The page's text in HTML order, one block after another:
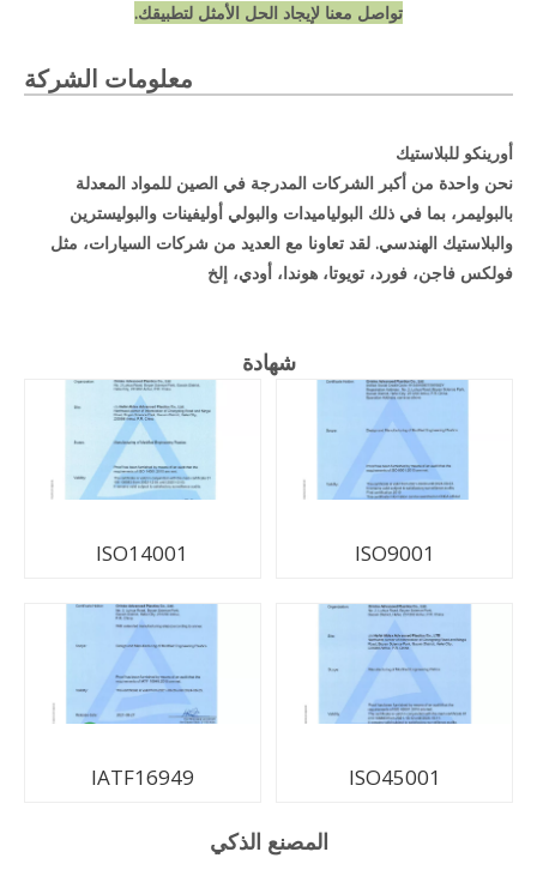
تواصل معنا لإيجاد الحل الأمثل لتطبيقك.
معلومات الشركة
أورينكو للبلاستيك
نحن واحدة من أكبر الشركات المدرجة في الصين للمواد المعدلة
بالبوليمر، بما في ذلك البولياميدات والبولي أوليفينات والبوليسترين
والبلاستيك الهندسي. لقد تعاونا مع العديد من شركات السيارات، مثل
فولكس فاجن، فورد، تويوتا، هوندا، أودي، إلخ
شهادة
ISO9001
ISO14001
ISO45001
IATF16949
المصنع الذكي